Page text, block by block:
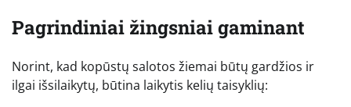
Pagrindiniai žingsniai gaminant
Norint, kad kopūstų salotos žiemai būtų gardžios ir
ilgai išsilaikytų, būtina laikytis kelių taisyklių: